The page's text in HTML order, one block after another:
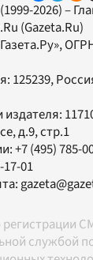
2026) –
(Gazeta.Ru)
,
125239,
издателя:
д.9, стр.1
+7 (495) 785-
17-01
регистрации
службой